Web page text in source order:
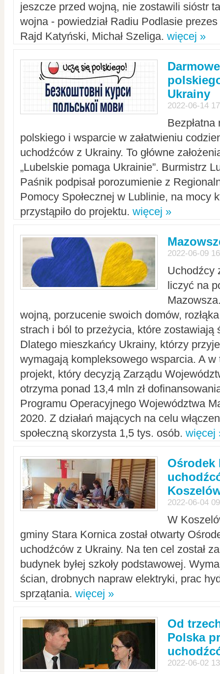
jeszcze przed wojną, nie zostawili sióstr
wojna - powiedział Radiu Podlasie
Rajd Katyński, Michał Szeliga. więcej »
Ukrainy
2022-06-14
polskiego i wsparcie w załatwieniu
uchodźców z Ukrainy. To główne
„Lubelskie pomaga Ukrainie”. Burmistrz
Paśnik podpisał porozumienie z
Pomocy Społecznej w Lublinie, na mocy
przystąpiło do projektu. więcej »
2022-06-09
Uchodźcy
liczyć na
wojną, porzucenie swoich domów,
strach i ból to przeżycia, które zostawiają
Dlatego mieszkańcy Ukrainy, którzy
wymagają kompleksowego wsparcia. A w
projekt, który decyzją Zarządu
otrzyma ponad 13,4 mln zł
Programu Operacyjnego Województwa
2020. Z działań mających na celu
społeczną skorzysta 1,5 tys. osób. więcej
Ośrodek
2022-06-04
W
gminy Stara Kornica został otwarty
uchodźców z Ukrainy. Na ten cel został
budynek byłej szkoły podstawowej.
ścian, drobnych napraw elektryki, prac
sprzątania. więcej »
Od
Polska
2022-06-02